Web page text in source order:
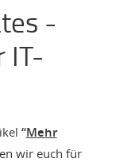
-
IT-
“Mehr
wir euch für